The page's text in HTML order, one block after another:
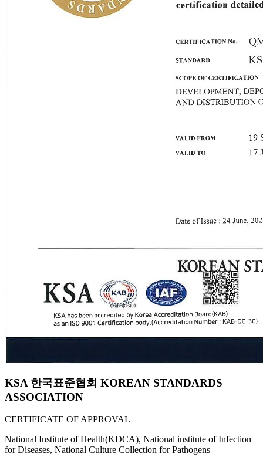
KSA 한국표준협회 KOREAN STANDARDS
ASSOCIATION
CERTIFICATE OF APPROVAL
National Institute of Health(KDCA), National institute of Infection
for Diseases, National Culture Collection for Pathogens